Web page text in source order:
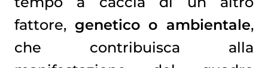
fattore, genetico o ambientale,
che contribuisca alla